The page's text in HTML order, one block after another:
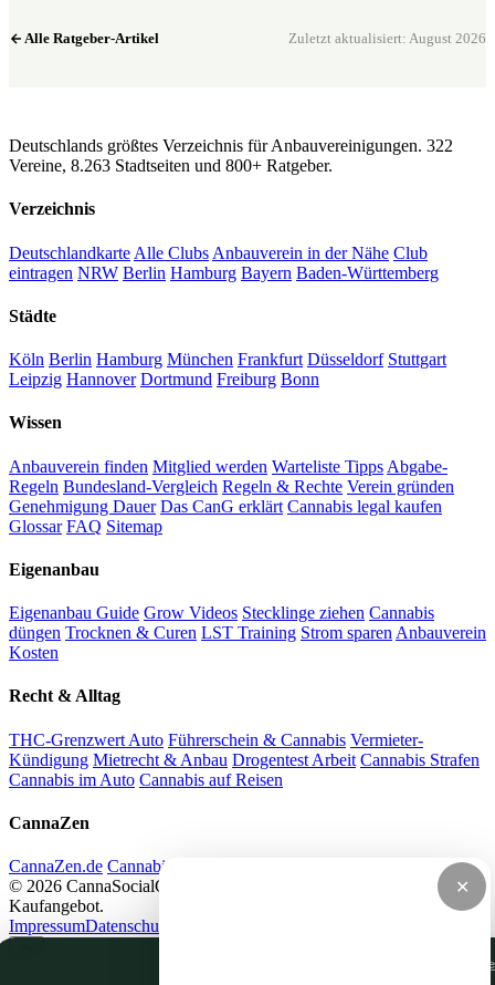
Nur notwendige
Alle Ratgeber-Artikel Zuletzt aktualisiert: August 2026
Deutschlands größtes Verzeichnis für Anbauvereinigungen. 322
Vereine, 8.263 Stadtseiten und 800+ Ratgeber.
Verzeichnis
Deutschlandkarte Alle Clubs Anbauverein in der Nähe Club
eintragen NRW Berlin Hamburg Bayern Baden-Württemberg
Städte
Köln Berlin Hamburg München Frankfurt Düsseldorf Stuttgart
Leipzig Hannover Dortmund Freiburg Bonn
Wissen
Anbauverein finden Mitglied werden Warteliste Tipps Abgabe-
Regeln Bundesland-Vergleich Regeln & Rechte Verein gründen
Genehmigung Dauer Das CanG erklärt Cannabis legal kaufen
Glossar FAQ Sitemap
Eigenanbau
Eigenanbau Guide Grow Videos Stecklinge ziehen Cannabis
düngen Trocknen & Curen LST Training Strom sparen Anbauverein
Kosten
Recht & Alltag
THC-Grenzwert Auto Führerschein & Cannabis Vermieter-
Kündigung Mietrecht & Anbau Drogentest Arbeit Cannabis Strafen
Cannabis im Auto Cannabis auf Reisen
CannaZen
CannaZen.de Cannabis per Rezept
© 2026 CannaSocialClub.de — Alle Angaben ohne Gewähr. Kein
Kaufangebot.
ImpressumDatenschutz
✕